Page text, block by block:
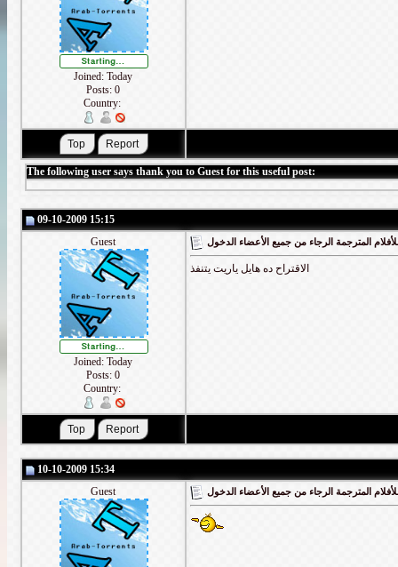
Joined: Today
Posts: 0
Country:
The following user says thank you to Guest for this useful post:
09-10-2009 15:15
Guest
Joined: Today
Posts: 0
Country:
المترجمة الرجاء من جميع الأعضاء الدخول
الاقتراح ده هايل ياريت يتنفذ
10-10-2009 15:34
Guest
المترجمة الرجاء من جميع الأعضاء الدخول